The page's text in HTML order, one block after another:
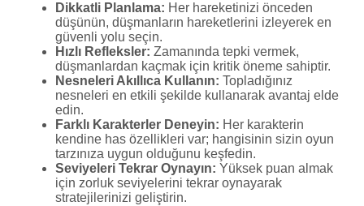
Dikkatli Planlama: Her hareketinizi önceden
düşünün, düşmanların hareketlerini izleyerek en
güvenli yolu seçin.
Hızlı Refleksler: Zamanında tepki vermek,
düşmanlardan kaçmak için kritik öneme sahiptir.
Nesneleri Akıllıca Kullanın: Topladığınız
nesneleri en etkili şekilde kullanarak avantaj elde
edin.
Farklı Karakterler Deneyin: Her karakterin
kendine has özellikleri var; hangisinin sizin oyun
tarzınıza uygun olduğunu keşfedin.
Seviyeleri Tekrar Oynayın: Yüksek puan almak
için zorluk seviyelerini tekrar oynayarak
stratejilerinizi geliştirin.